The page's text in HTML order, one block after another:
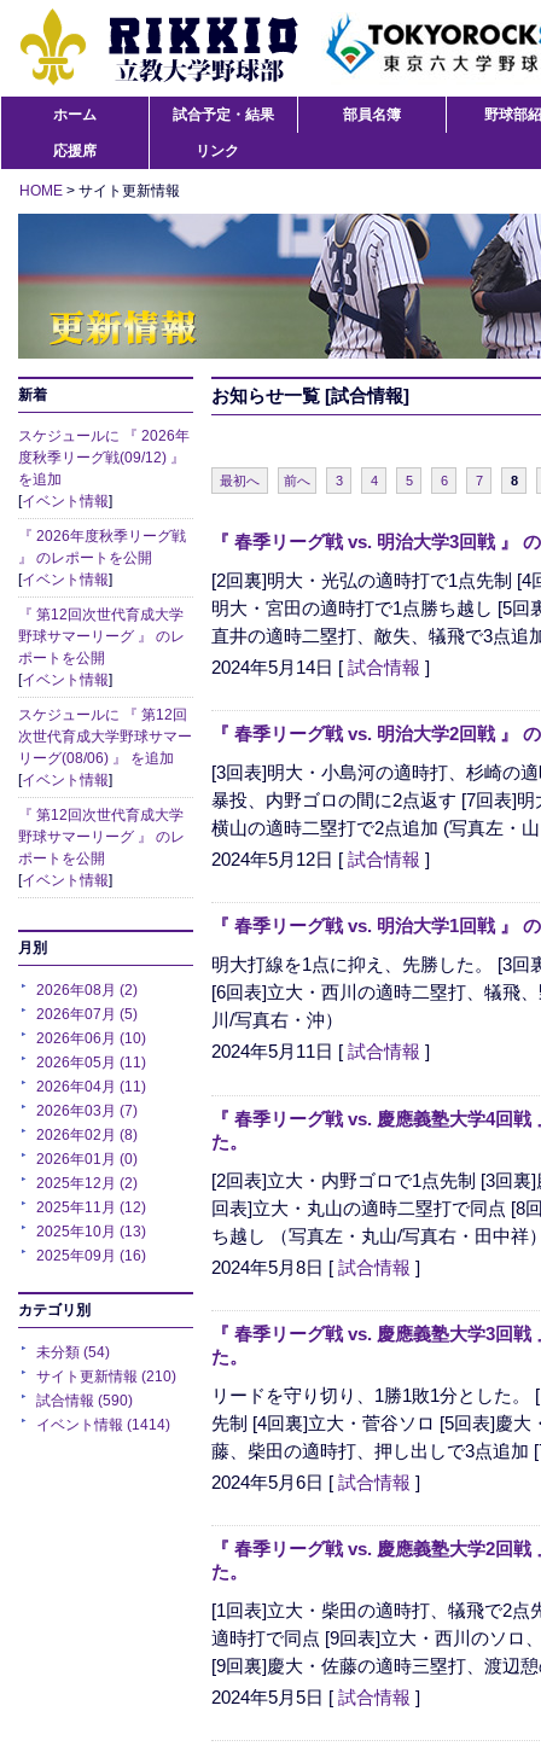
ホーム 試合予定・結果 部員名簿 野球部
応援席 リンク
HOME > サイト更新情報
新着
スケジュールに 『 2026年
度秋季リーグ戦(09/12) 』
を追加
[イベント情報]
『 2026年度秋季リーグ戦
』 のレポートを公開
[イベント情報]
『 第12回次世代育成大学
野球サマーリーグ 』 のレ
ポートを公開
[イベント情報]
スケジュールに 『 第12回
次世代育成大学野球サマー
リーグ(08/06) 』 を追加
[イベント情報]
『 第12回次世代育成大学
野球サマーリーグ 』 のレ
ポートを公開
[イベント情報]
月別
2026年08月 (2)
2026年07月 (5)
2026年06月 (10)
2026年05月 (11)
2026年04月 (11)
2026年03月 (7)
2026年02月 (8)
2026年01月 (0)
2025年12月 (2)
2025年11月 (12)
2025年10月 (13)
2025年09月 (16)
カテゴリ別
未分類 (54)
サイト更新情報 (210)
試合情報 (590)
イベント情報 (1414)
お知らせ一覧 [試合情報]
最初へ 前へ 3 4 5 6 7 8
『 春季リーグ戦 vs. 明治大学3回戦 』
[2回裏]明大・光弘の適時打で1点先制
明大・宮田の適時打で1点勝ち越し [5回
直井の適時二塁打、敵失、犠飛で3点追
2024年5月14日 [ 試合情報 ]
『 春季リーグ戦 vs. 明治大学2回戦 』
[3回表]明大・小島河の適時打、杉崎の
暴投、内野ゴロの間に2点返す [7回表]
横山の適時二塁打で2点追加 (写真左・
2024年5月12日 [ 試合情報 ]
『 春季リーグ戦 vs. 明治大学1回戦 』
明大打線を1点に抑え、先勝した。 [3回
[6回表]立大・西川の適時二塁打、犠飛
川/写真右・沖）
2024年5月11日 [ 試合情報 ]
『 春季リーグ戦 vs. 慶應義塾大学4回
た。
[2回表]立大・内野ゴロで1点先制 [3回
回表]立大・丸山の適時二塁打で同点 [8
ち越し （写真左・丸山/写真右・田中祥
2024年5月8日 [ 試合情報 ]
『 春季リーグ戦 vs. 慶應義塾大学3回
た。
リードを守り切り、1勝1敗1分とした
先制 [4回裏]立大・菅谷ソロ [5回表]慶
藤、柴田の適時打、押し出しで3点追加
2024年5月6日 [ 試合情報 ]
『 春季リーグ戦 vs. 慶應義塾大学2回
た。
[1回表]立大・柴田の適時打、犠飛で2点
適時打で同点 [9回表]立大・西川のソロ
[9回裏]慶大・佐藤の適時三塁打、渡辺
2024年5月5日 [ 試合情報 ]